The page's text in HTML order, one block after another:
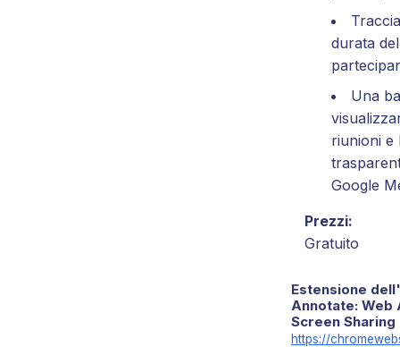
durata
Una
riunioni e
Google
Prezzi:
Gratuito
Estensione
Annotate: Web
Screen Sharing
https://